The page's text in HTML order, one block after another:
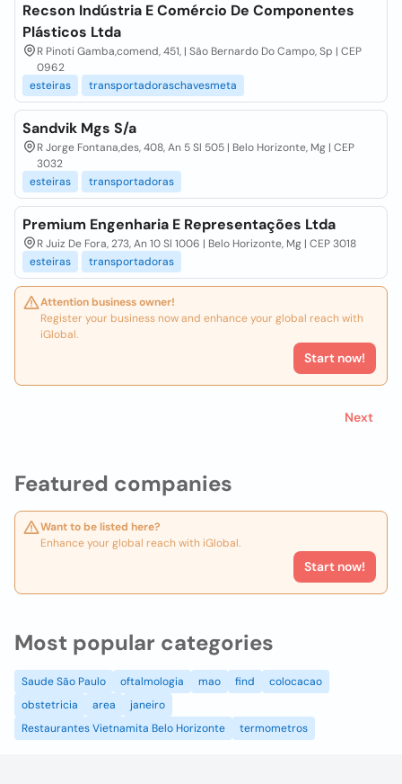
Featured companies
Want to be listed here?
Enhance your global reach with iGlobal.
Start now!
Recson Indústria E Comércio De Componentes
Plásticos Ltda
R Pinoti Gamba,comend, 451, | São Bernardo Do Campo, Sp | CEP
0962
esteiras
transportadoraschavesmeta
Sandvik Mgs S/a
R Jorge Fontana,des, 408, An 5 Sl 505 | Belo Horizonte, Mg | CEP
3032
esteiras
transportadoras
Premium Engenharia E Representações Ltda
R Juiz De Fora, 273, An 10 Sl 1006 | Belo Horizonte, Mg | CEP 3018
esteiras
transportadoras
Attention business owner!
Register your business now and enhance your global reach with
iGlobal.
Start now!
Next
Most popular categories
Saude São Paulo oftalmologia mao find
colocacao
obstetricia
area
janeiro
Restaurantes Vietnamita Belo Horizonte
termometros